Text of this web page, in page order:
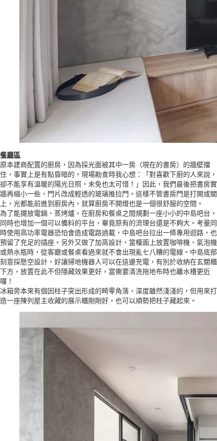
餐廳區
原本建商配置的廚房，因為採光面被其中一房（現在的書房）的牆壁擋
住，事實上是有點昏暗的。現場勘查時我心想：「對喜歡下廚的人來說，
卻不能享有溫暖的陽光日照，未免也太可惜！」因此，我們最後把書房實
牆再縮小一些，門片改成輕透的玻璃推拉門。這樣不管書房門是打開或關
上，光都能前進到廚房內，就算廚房不開燈也是一個很舒服的空間。
為了能擺放電鍋、蒸烤爐，在廚房和餐桌之間規劃一座小小的中島吧台，
同時也增加一個可以備料的平台，畢竟原有的流理台還是不夠大。考量同
時使用高功率電器恐怕會造成電路過載，中島吧台拉出一條專用迴路，也
預留了充足的插座。另外又做了加高設計，當檯面上放置咖啡機、氣泡機
或熱水瓶時，從客廳或餐桌看過來就不會出現亂七八糟的電線。中島底部
刻意採懸空設計，好讓掃地機器人可以在這邊充電，有別於收納在玄關櫃
下方，放置在此不但隱藏效果更好，當需要清洗拖地布時也離水槽更近
囉！
冰箱旁本來有個因柱子突出形成的畸零角落，深度雖然淺淺的，但用來打
造一座陳列屋主收藏的展示櫃剛剛好，也可以順勢把柱子藏起來。